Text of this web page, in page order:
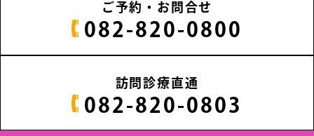
ご予約・お問合せ
082-820-0800
訪問診療直通
082-820-0803